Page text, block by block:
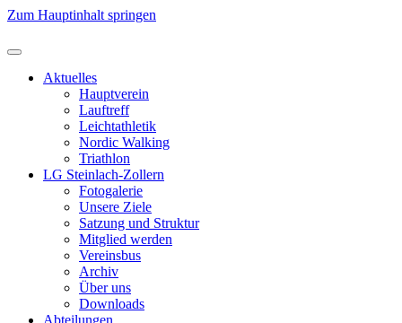
Zum Hauptinhalt springen
Aktuelles
Hauptverein
Lauftreff
Leichtathletik
Nordic Walking
Triathlon
LG Steinlach-Zollern
Fotogalerie
Unsere Ziele
Satzung und Struktur
Mitglied werden
Vereinsbus
Archiv
Über uns
Downloads
Abteilungen